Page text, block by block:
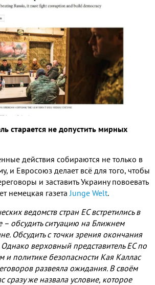
старается не допустить мирных
действия собираются не только в
и Евросоюз делает всё для того, чтобы
и заставить Украину повоевать
немецкая газетаJunge Welt.
ведомств стран ЕС встретились в
обсудить ситуацию на Ближнем
Обсудить с точки зрения окончания
верховный представитель ЕС по
и политике безопасности Кая Каллас
развеяла ожидания. В своём
сразу же назвала условие, которое